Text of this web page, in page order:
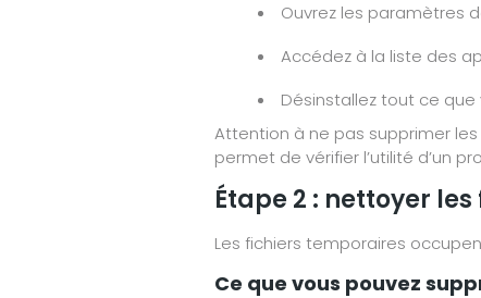
Ouvrez les paramètres
Accédez à la liste des
Désinstallez tout ce que
Attention à ne pas supprimer
permet de vérifier l’utilité d’un
Étape 2 : nettoyer
Les fichiers temporaires
Ce que vous pouvez